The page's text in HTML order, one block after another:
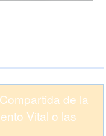
de la
Vital o las